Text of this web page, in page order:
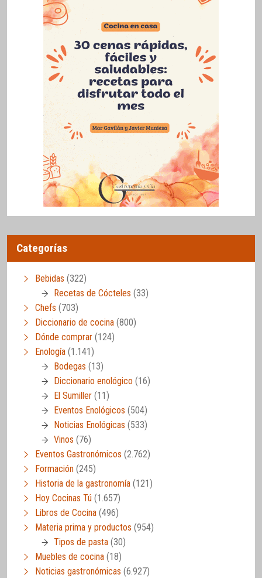
Categorías
Bebidas (322)
Recetas de Cócteles (33)
Chefs (703)
Diccionario de cocina (800)
Dónde comprar (124)
Enología (1.141)
Bodegas (13)
Diccionario enológico (16)
El Sumiller (11)
Eventos Enológicos (504)
Noticias Enológicas (533)
Vinos (76)
Eventos Gastronómicos (2.762)
Formación (245)
Historia de la gastronomía (121)
Hoy Cocinas Tú (1.657)
Libros de Cocina (496)
Materia prima y productos (954)
Tipos de pasta (30)
Muebles de cocina (18)
Noticias gastronómicas (6.927)